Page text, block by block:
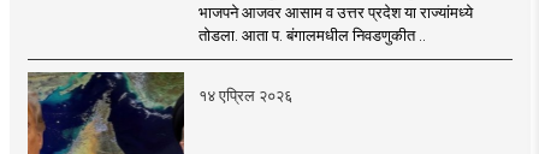
भाजपने आजवर आसाम व उत्तर प्रदेश या राज्यांमध्ये
तोडला. आता प. बंगालमधील निवडणुकीत ..
१४ एप्रिल २०२६